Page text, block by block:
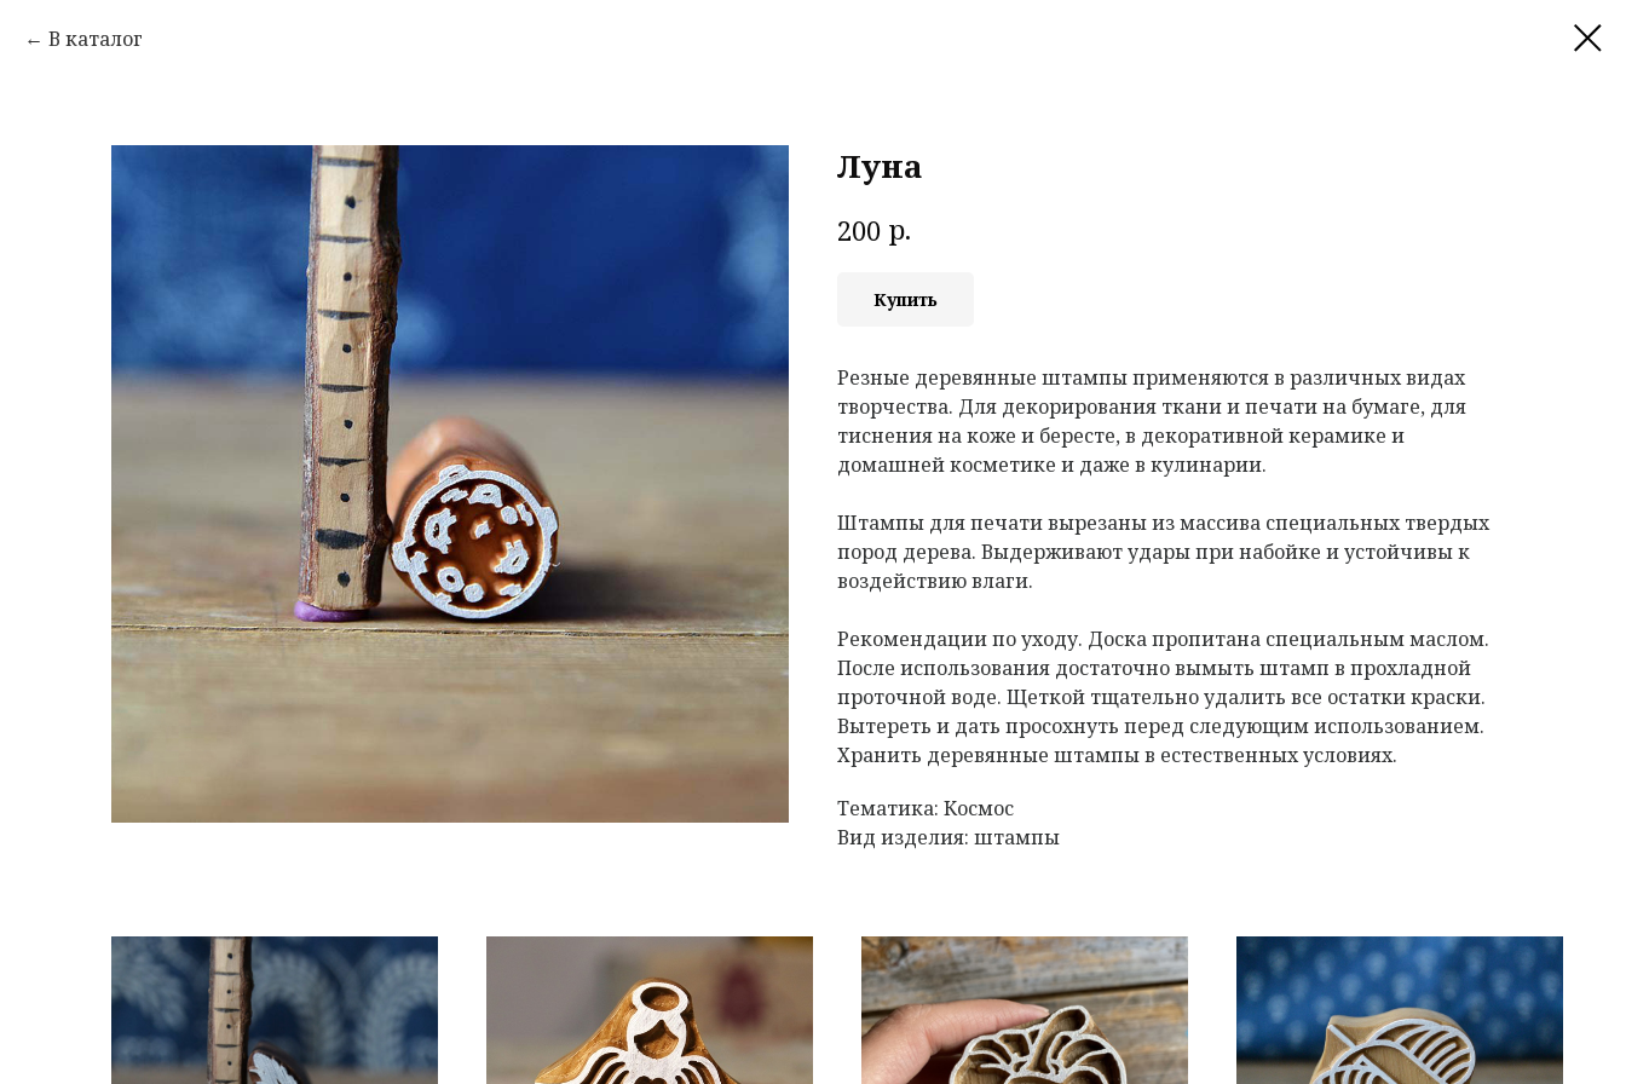
В каталог
Луна
200 р.
Купить
Резные деревянные штампы применяются в различных видах
творчества. Для декорирования ткани и печати на бумаге, для
тиснения на коже и бересте, в декоративной керамике и
домашней косметике и даже в кулинарии.
Штампы для печати вырезаны из массива специальных твердых
пород дерева. Выдерживают удары при набойке и устойчивы к
воздействию влаги.
Рекомендации по уходу. Доска пропитана специальным маслом.
После использования достаточно вымыть штамп в прохладной
проточной воде. Щеткой тщательно удалить все остатки краски.
Вытереть и дать просохнуть перед следующим использованием.
Хранить деревянные штампы в естественных условиях.
Тематика: Космос
Вид изделия: штампы